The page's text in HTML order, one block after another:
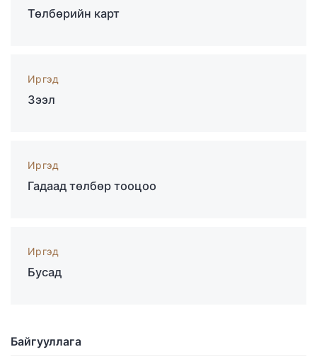
Төлбөрийн карт
Иргэд
Зээл
Иргэд
Гадаад төлбөр тооцоо
Иргэд
Бусад
Байгууллага